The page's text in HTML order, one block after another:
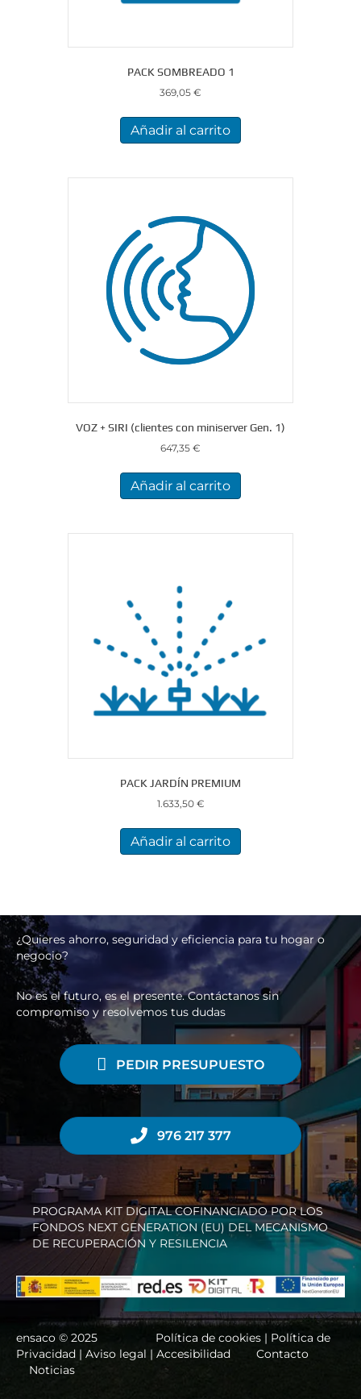
PACK SOMBREADO 1
369,05 €
Añadir al carrito
VOZ + SIRI (clientes con miniserver Gen. 1)
647,35 €
Añadir al carrito
PACK JARDÍN PREMIUM
1.633,50 €
Añadir al carrito
¿Quieres ahorro, seguridad y eficiencia para tu hogar o
negocio?
No es el futuro, es el presente. Contáctanos sin
compromiso y resolvemos tus dudas
PEDIR PRESUPUESTO
976 217 377
PROGRAMA KIT DIGITAL COFINANCIADO POR LOS
FONDOS NEXT GENERATION (EU) DEL MECANISMO
DE RECUPERACIÓN Y RESILENCIA
ensaco © 2025 Política de cookies | Política de
Privacidad | Aviso legal | Accesibilidad
Contacto
Noticias